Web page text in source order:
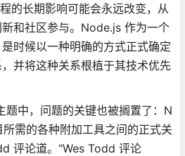
的长期影响可能会永远改变，从
和社区参与。Node.js 作为一个
时候以一种明确的方式正式确定
并将这种关系根植于其技术优先
题中，问题的关键也被搁置了：N
需的各种附加工具之间的正式关
评论道。"Wes Todd 评论